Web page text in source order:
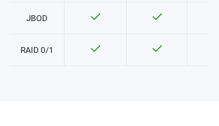
JBOD
RAID 0/1